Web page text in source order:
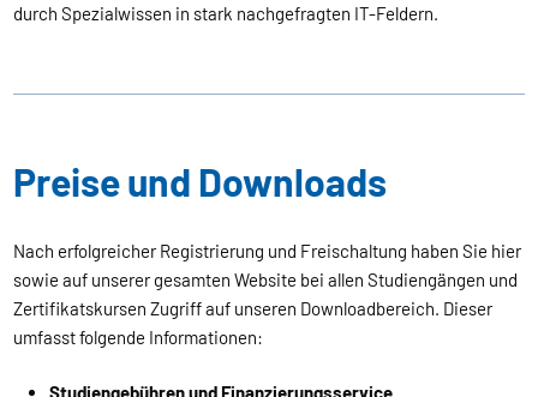
durch Spezialwissen in stark nachgefragten IT-Feldern.
Preise und Downloads
Nach erfolgreicher Registrierung und Freischaltung haben Sie hier
sowie auf unserer gesamten Website bei allen Studiengängen und
Zertifikatskursen Zugriff auf unseren Downloadbereich. Dieser
umfasst folgende Informationen:
Studiengebühren und Finanzierungsservice